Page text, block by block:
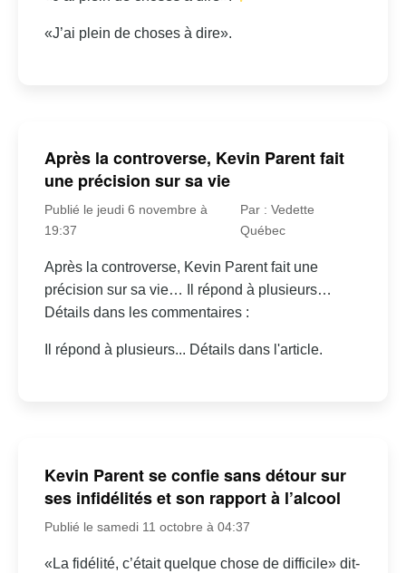
«J’ai plein de choses à dire».
Après la controverse, Kevin Parent fait
une précision sur sa vie
Publié le jeudi 6 novembre à
19:37
Par : Vedette
Québec
Après la controverse, Kevin Parent fait une
précision sur sa vie… Il répond à plusieurs…
Détails dans les commentaires :
Il répond à plusieurs... Détails dans l'article.
Kevin Parent se confie sans détour sur
ses infidélités et son rapport à l’alcool
Publié le samedi 11 octobre à 04:37
«La fidélité, c’était quelque chose de difficile» dit-